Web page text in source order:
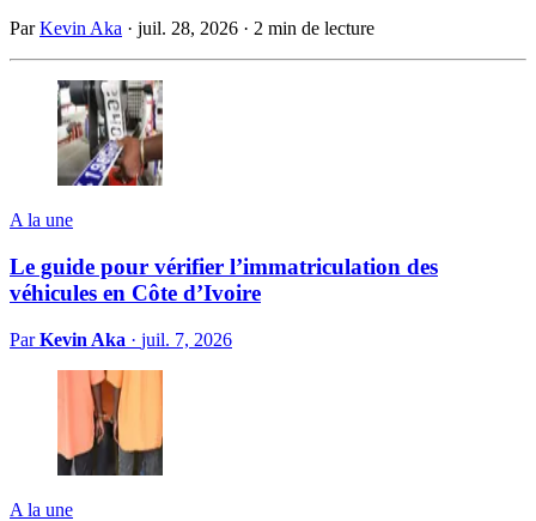
ParKevin Aka · juil. 28, 2026 · 2 min de lecture
A la une
Le guide pour vérifier l’immatriculation des
véhicules en Côte d’Ivoire
ParKevin Aka · juil. 7, 2026
A la une